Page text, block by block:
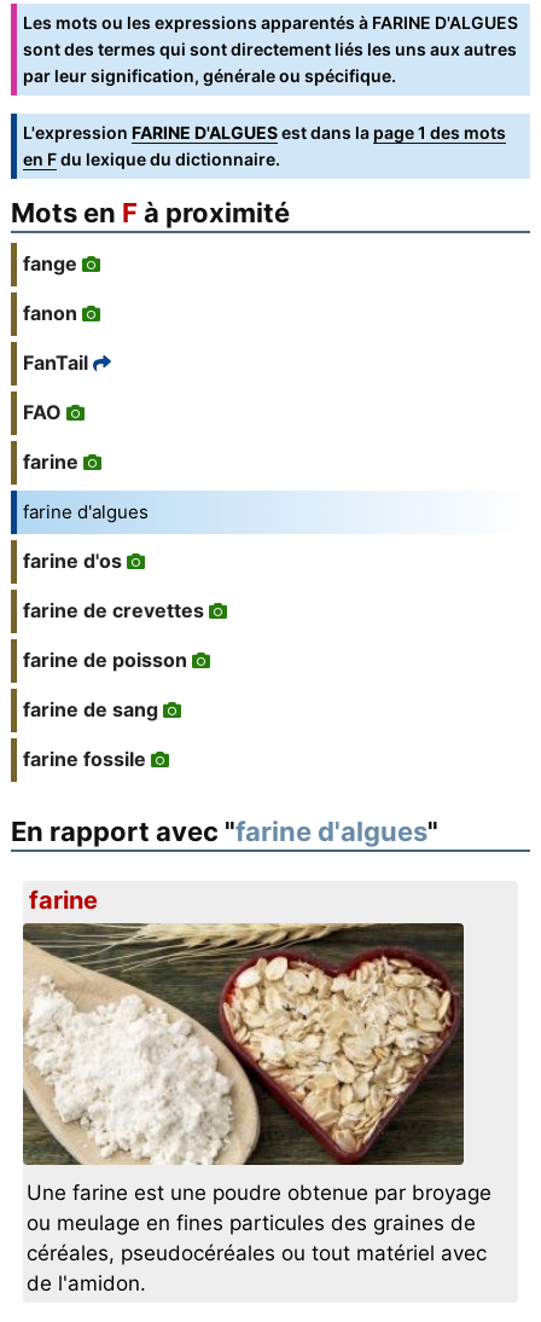
Les mots ou les expressions apparentés à FARINE D'ALGUES
sont des termes qui sont directement liés les uns aux autres
par leur signification, générale ou spécifique.
L'expression FARINE D'ALGUESest dans la page 1 des mots
en Fdu lexique du dictionnaire.
Mots en F à proximité
fange
fanon
FanTail
FAO
farine
farine d'algues
farine d'os
farine de crevettes
farine de poisson
farine de sang
farine fossile
En rapport avec "farine d'algues"
farine
Une farine est une poudre obtenue par broyage
ou meulage en fines particules des graines de
céréales, pseudocéréales ou tout matériel avec
de l'amidon.